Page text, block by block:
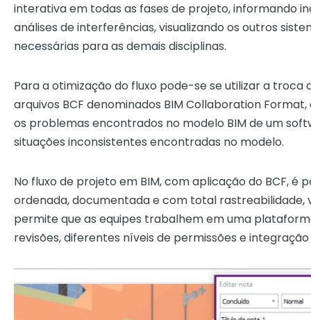
interativa em todas as fases de projeto, informando
análises de interferências, visualizando os outros
necessárias para as demais disciplinas.
Para a otimização do fluxo pode-se se utilizar a troca
arquivos BCF denominados BIM Collaboration
os problemas encontrados no modelo BIM de um
situações inconsistentes encontradas no modelo.
No fluxo de projeto em BIM, com aplicação do BCF,
ordenada, documentada e com total rastreabilidade,
permite que as equipes trabalhem em uma
revisões, diferentes níveis de permissões e